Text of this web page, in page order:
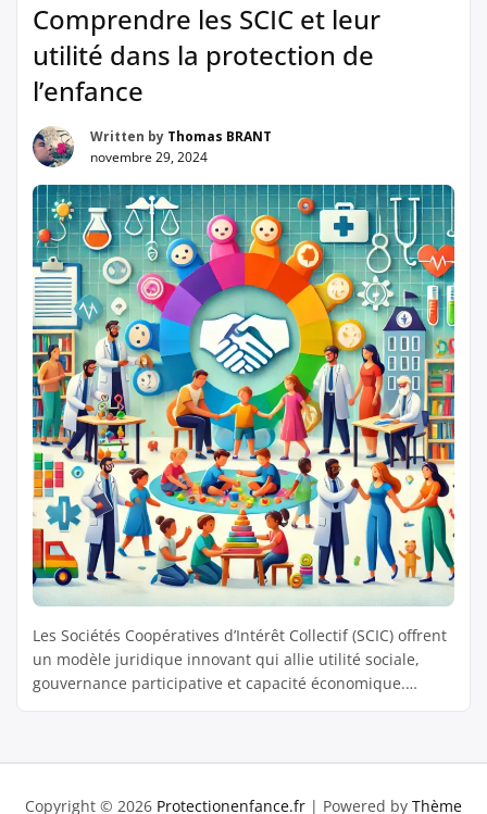
Comprendre les SCIC et leur
utilité dans la protection de
l’enfance
Written by Thomas BRANT
novembre 29, 2024
Les Sociétés Coopératives d’Intérêt Collectif (SCIC) offrent
un modèle juridique innovant qui allie utilité sociale,
gouvernance participative et capacité économique.
porter des missions sociales, […]
Copyright © 2026 Protectionenfance.fr | Powered by Thème